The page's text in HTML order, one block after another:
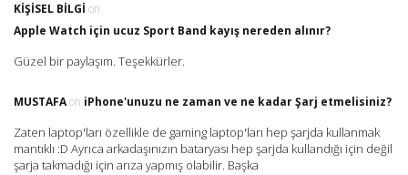
KIŞISEL BILGI on
Apple Watch için ucuz Sport Band kayış nereden alınır?
Güzel bir paylaşım. Teşekkürler.
MUSTAFAon iPhone'unuzu ne zaman ve ne kadar Şarj etmelisiniz?
Zaten laptop'ları özellikle de gaming laptop'ları hep şarjda kullanmak
mantıklı :D Ayrıca arkadaşınızın bataryası hep şarjda kullandığı için değil
şarja takmadığı için arıza yapmış olabilir. Başka